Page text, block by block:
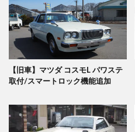
【旧車】マツダ コスモL パワステ
取付/スマートロック機能追加